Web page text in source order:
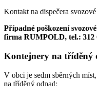
Kontakt na dispečera
Případné poškození
firma RUMPOLD, tel.: 312
Kontejnery na tříděný
V obci je sedm sběrných
na tříděný odpad: